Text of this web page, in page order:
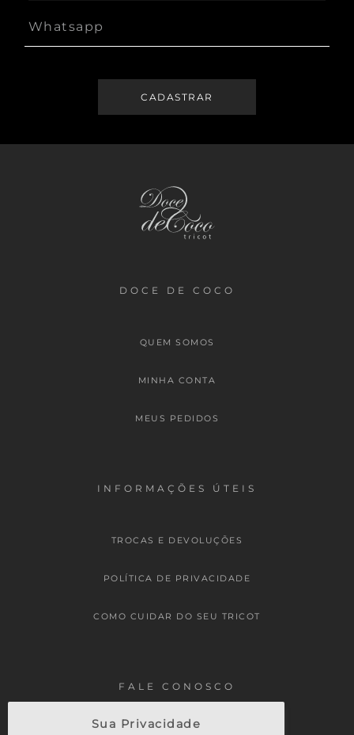
Sua Privacidade
DOCE DE COCO
QUEM SOMOS
MINHA CONTA
MEUS PEDIDOS
INFORMAÇÕES ÚTEIS
TROCAS E DEVOLUÇÕES
POLÍTICA DE PRIVACIDADE
COMO CUIDAR DO SEU TRICOT
FALE CONOSCO